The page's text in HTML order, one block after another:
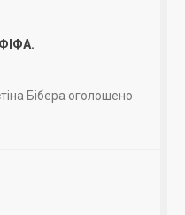
Бібера оголошено